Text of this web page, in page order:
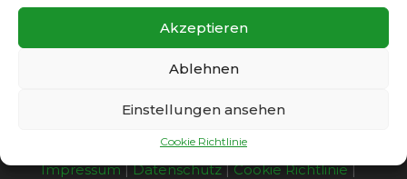
Akzeptieren
Ablehnen
Einstellungen ansehen
Cookie Richtlinie
Copyright © 2026 - SC Gatow 1931 e.V. |
Impressum|Datenschutz|Cookie Richtlinie|